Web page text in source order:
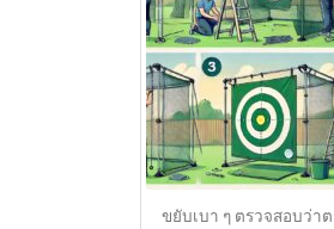
ขยับเบา ๆ ตรวจสอบว่า